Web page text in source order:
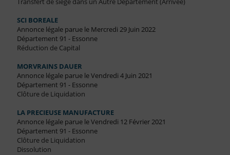
SCI BOREALE
Annonce légale parue le Mercredi 29 Juin 2022
Département 91 - Essonne
Réduction de Capital
MORVRAINS DAUER
Annonce légale parue le Vendredi 4 Juin 2021
Département 91 - Essonne
Clôture de Liquidation
LA PRECIEUSE MANUFACTURE
Annonce légale parue le Vendredi 12 Février 2021
Département 91 - Essonne
Clôture de Liquidation
Dissolution